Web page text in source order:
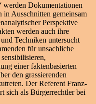
werden Dokumentationen
Ausschnitten gemeinsam
Perspektive
werden auch ihre
Techniken untersucht
für unsachliche
einer faktenbasierten
den grassierenden
Der Referent Franz-
sich als Bürgerrechtler bei